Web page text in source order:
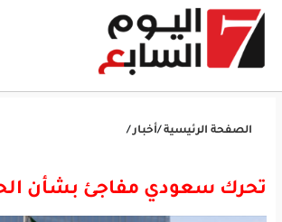
الصفحة الرئيسية /أخبار /
تحرك سعودي مفاجئ بشأن